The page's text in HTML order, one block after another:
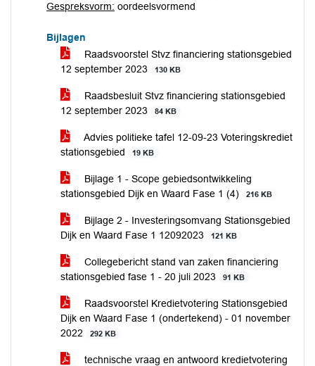
Gespreksvorm: oordeelsvormend
Bijlagen
Raadsvoorstel Stvz financiering stationsgebied
12 september 2023
130 KB
Raadsbesluit Stvz financiering stationsgebied
12 september 2023
84 KB
Advies politieke tafel 12-09-23 Voteringskrediet
stationsgebied
19 KB
Bijlage 1 - Scope gebiedsontwikkeling
stationsgebied Dijk en Waard Fase 1 (4)
216 KB
Bijlage 2 - Investeringsomvang Stationsgebied
Dijk en Waard Fase 1 12092023
121 KB
Collegebericht stand van zaken financiering
stationsgebied fase 1 - 20 juli 2023
91 KB
Raadsvoorstel Kredietvotering Stationsgebied
Dijk en Waard Fase 1 (ondertekend) - 01 november
2022
292 KB
technische vraag en antwoord kredietvotering